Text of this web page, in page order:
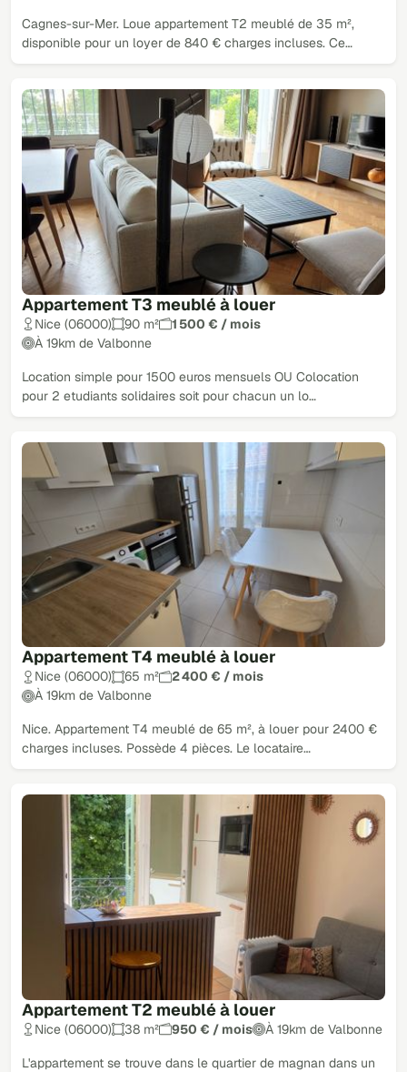
Cagnes-sur-Mer. Loue appartement T2 meublé de 35 m²,
disponible pour un loyer de 840 € charges incluses. Ce…
Appartement T3 meublé à louer
Nice (06000) 90 m²
1 500 € / mois
À 19km de Valbonne
Location simple pour 1500 euros mensuels OU Colocation
pour 2 etudiants solidaires soit pour chacun un lo…
Appartement T4 meublé à louer
Nice (06000) 65 m²
2 400 € / mois
À 19km de Valbonne
Nice. Appartement T4 meublé de 65 m², à louer pour 2400 €
charges incluses. Possède 4 pièces. Le locataire…
Appartement T2 meublé à louer
Nice (06000) 38 m² 950 € / mois À 19km de Valbonne
L'appartement se trouve dans le quartier de magnan dans un